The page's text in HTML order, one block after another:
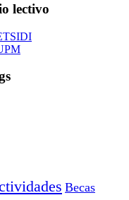
lectivo
Becas